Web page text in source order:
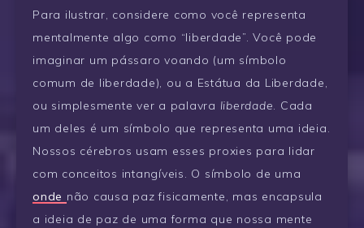
Para ilustrar, considere como você representa
mentalmente algo como “liberdade”. Você pode
imaginar um pássaro voando (um símbolo
comum de liberdade), ou a Estátua da Liberdade,
ou simplesmente ver a palavra liberdade. Cada
um deles é um símbolo que representa uma ideia.
Nossos cérebros usam esses proxies para lidar
com conceitos intangíveis. O símbolo de uma
onde não causa paz fisicamente, mas encapsula
a ideia de paz de uma forma que nossa mente